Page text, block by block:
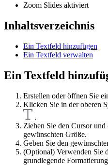
Zoom Slides aktiviert
Inhaltsverzeichnis
Ein Textfeld hinzufügen
Ein Textfeld verwalten
Ein Textfeld
Erstellen oder öffnen Sie
Klicken Sie in der oberen
.
Ziehen Sie den Cursor
gewünschten Größe.
Geben Sie den
(Optional) Verwenden Sie
grundlegende